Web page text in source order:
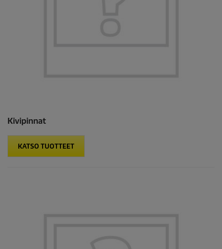
Kivipinnat
KATSO TUOTTEET